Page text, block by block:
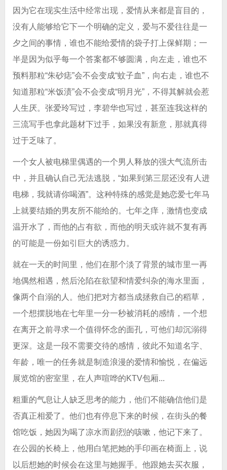
因为它在现实生活中经常出现，爱情从来都是盲目的，
没有人能够给它下一个明确的定义，爱与不爱往往是一
夕之间的事情，谁也不能给爱情的袋子打上保鲜期；一
半是因为似乎每一个答案都不够圆满，向左走，谁也不
预料那粒“朱砂痣”会不会变成“蚊子血”，向右走，谁也不
知道那粒“米饭渍”会不会变成“明月光”，不得其解就会惹
人生厌。张爱玲写过，李碧华也写过，甚至连我这样的
三流写手也拿此题材下过手，如果没有新意，那就真得
过于乏味了。
一个女人被电梯里偶遇的一个男人释放的强大气流所击
中，并且确认自己无法逃脱，“如果到第三层还没有人进
电梯，我就请你喝酒”。这种特殊的感觉是她恋爱七年马
上就要结婚的男友所不能给的。七年之痒，激情也变成
温开水了，而他的占有欲，而他的明天或许就不复有再
的可能是一份如引巨大的诱惑力。
就在一天的时间里，他们在那个淡了背景的城市里一再
地偶然相遇，然后沦陷在欲望和情爱纠杂的海水里面，
像两个自溺的人。他们把对方都当成拯救自己的稻草，
一个想摆脱地在七年里一分一秒被消耗的感情，一个想
在离开之前寻求一个值得怀念的面孔，可他们却沉溺得
更深。这是一段不需要交待的感情，彼此不知道名字、
年龄，唯一的任务就是制造浪漫的爱情和愉悦，在偏远
展览馆的密室里，在人声喧哗的KTV包厢...
粗重的气息让人缺乏思考的能力，他们不能确信他们是
否真正相爱了。他们也有停息下来的时候，在街头的餐
馆吃饭，她因为喝了凉水而剧烈的咳嗽，他记下来了。
在公园的长椅上，他用白笔把她的手印画在椅面上，说
以后想她的时候会在这里与她握手。他跟她去买衣服，